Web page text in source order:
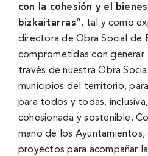
con la cohesión y el
bizkaitarras”, tal y como
directora de Obra Social de
comprometidas con
través de nuestra Obra
municipios del territorio,
para todos y todas,
cohesionada y sostenible.
mano de los Ayuntamientos,
proyectos para acompañar